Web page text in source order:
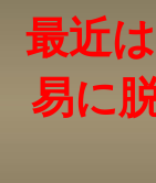
最近
易に